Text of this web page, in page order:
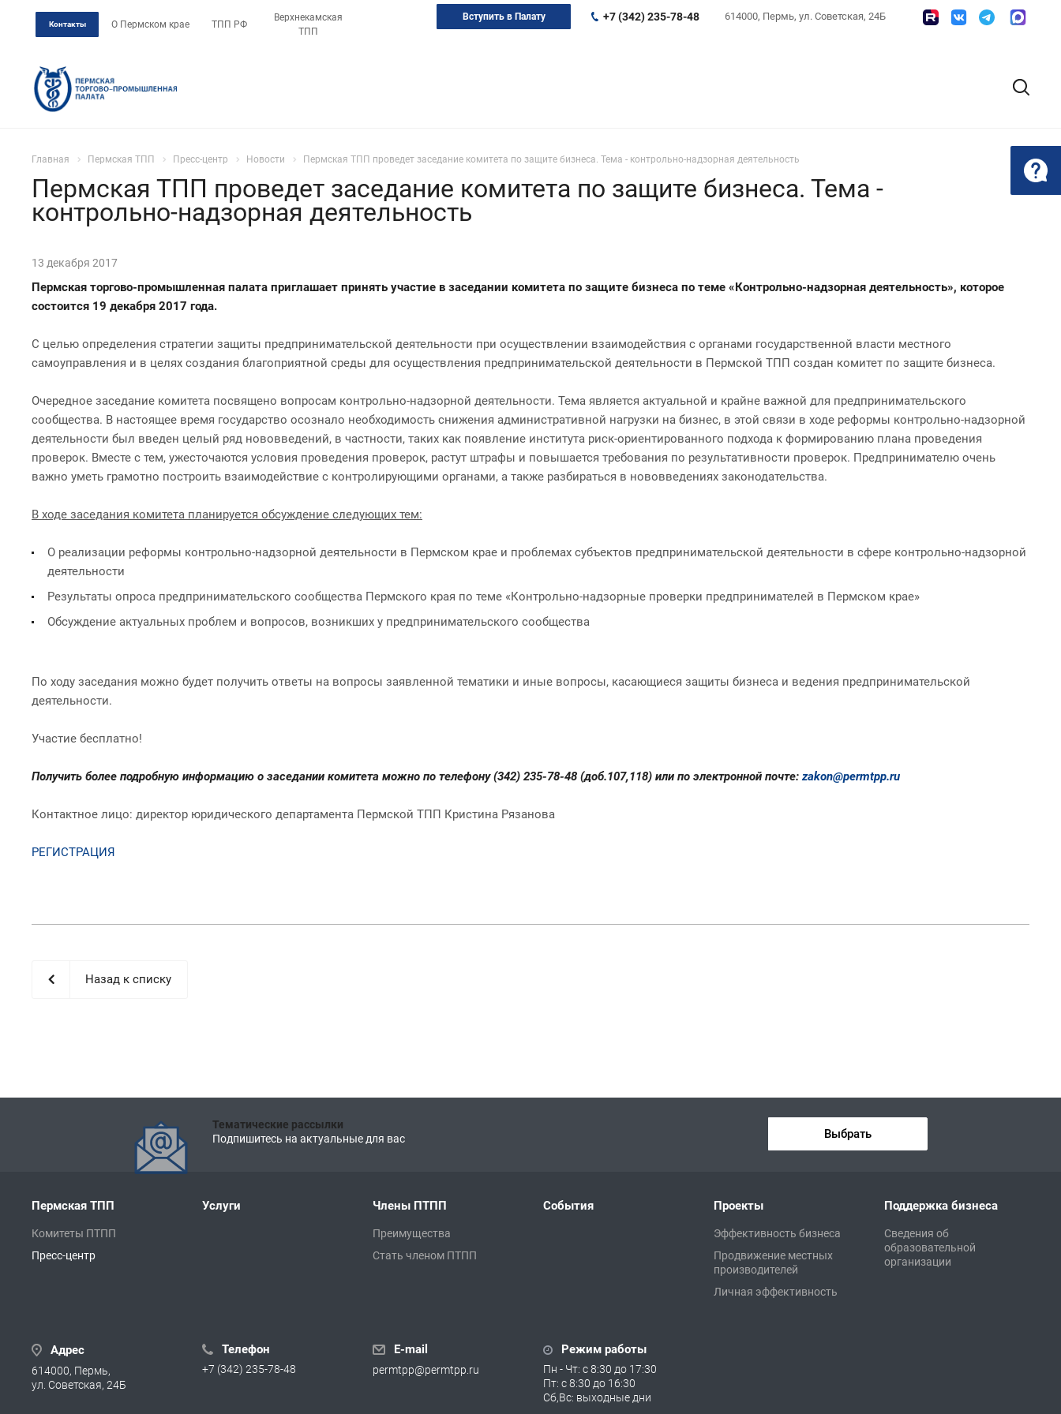
Контакты О Пермском крае ТПП РФ
Верхнекамская
ТПП
614000, Пермь, ул. Советская, 24Б
+7 (342) 235-78-48
Вступить в Палату
Главная Пермская ТПП Пресс-центр Новости Пермская ТПП проведет заседание комитета по защите бизнеса. Тема - контрольно-надзорная деятельность
Пермская ТПП проведет заседание комитета по защите бизнеса. Тема -
контрольно-надзорная деятельность
13 декабря 2017
Пермская торгово-промышленная палата приглашает принять участие в заседании комитета по защите бизнеса по теме «Контрольно-надзорная деятельность», которое
состоится 19 декабря 2017 года.
С целью определения стратегии защиты предпринимательской деятельности при осуществлении взаимодействия с органами государственной власти местного
самоуправления и в целях создания благоприятной среды для осуществления предпринимательской деятельности в Пермской ТПП создан комитет по защите бизнеса.
Очередное заседание комитета посвящено вопросам контрольно-надзорной деятельности. Тема является актуальной и крайне важной для предпринимательского
сообщества. В настоящее время государство осознало необходимость снижения административной нагрузки на бизнес, в этой связи в ходе реформы контрольно-надзорной
деятельности был введен целый ряд нововведений, в частности, таких как появление института риск-ориентированного подхода к формированию плана проведения
проверок. Вместе с тем, ужесточаются условия проведения проверок, растут штрафы и повышается требования по результативности проверок. Предпринимателю очень
важно уметь грамотно построить взаимодействие с контролирующими органами, а также разбираться в нововведениях законодательства.
В ходе заседания комитета планируется обсуждение следующих тем:
О реализации реформы контрольно-надзорной деятельности в Пермском крае и проблемах субъектов предпринимательской деятельности в сфере контрольно-надзорной
деятельности
Результаты опроса предпринимательского сообщества Пермского края по теме «Контрольно-надзорные проверки предпринимателей в Пермском крае»
Обсуждение актуальных проблем и вопросов, возникших у предпринимательского сообщества
По ходу заседания можно будет получить ответы на вопросы заявленной тематики и иные вопросы, касающиеся защиты бизнеса и ведения предпринимательской
деятельности.
Участие бесплатно!
Получить более подробную информацию о заседании комитета можно по телефону (342) 235-78-48 (доб.107,118) или по электронной почте:zakon@permtpp.ru
Контактное лицо: директор юридического департамента Пермской ТПП Кристина Рязанова
РЕГИСТРАЦИЯ
Назад к списку
Тематические рассылки
Подпишитесь на актуальные для вас
Выбрать
Пермская ТПП
Комитеты ПТПП
Пресс-центр
Услуги Члены ПТПП
Преимущества
Стать членом ПТПП
События Проекты
Эффективность бизнеса
Продвижение местных
производителей
Личная эффективность
Поддержка бизнеса
Сведения об
образовательной
организации
Адрес
614000, Пермь,
ул. Советская, 24Б
Телефон
+7 (342) 235-78-48
E-mail
permtpp@permtpp.ru
Режим работы
Пн - Чт: с 8:30 до 17:30
Пт: с 8:30 до 16:30
Сб,Вс: выходные дни